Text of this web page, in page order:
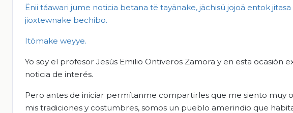
Ënii táawari jume noticia betana të tayänake, jächisü jojoä entok jitasa
jioxtewnake bechibo.
Itömake weyye.
Yo soy el profesor Jesús Emilio Ontiveros Zamora y en esta
noticia de interés.
Pero antes de iniciar permítanme compartirles que me siento muy
mis tradiciones y costumbres, somos un pueblo amerindio que